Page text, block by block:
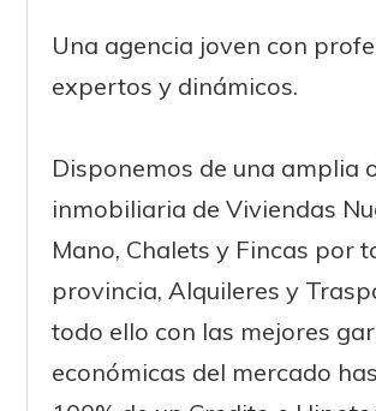
Una agencia joven con
expertos y dinámicos.
Disponemos de una amplia
inmobiliaria de Viviendas
Mano, Chalets y Fincas por
provincia, Alquileres y
todo ello con las mejores
económicas del mercado